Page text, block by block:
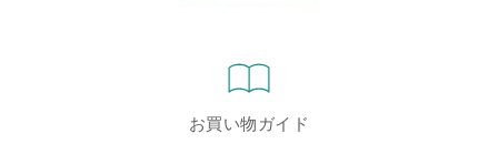
お買い物ガイド